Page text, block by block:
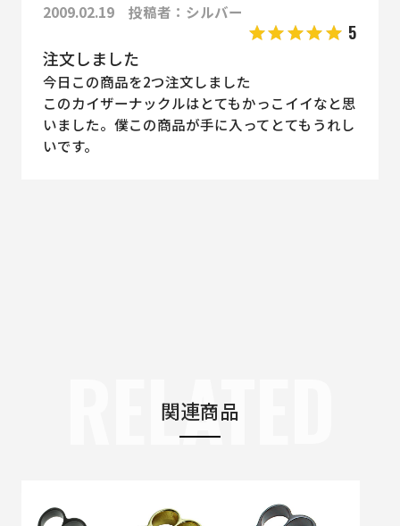
2009.02.19 投稿者：シルバー
5
注文しました
今日この商品を2つ注文しました
このカイザーナックルはとてもかっこイイなと思
いました。僕この商品が手に入ってとてもうれし
いです。
関連商品
RELATED